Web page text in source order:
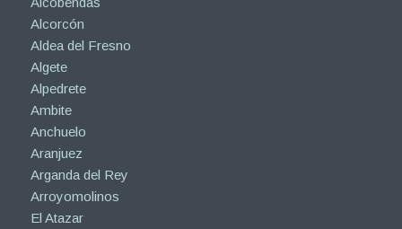
Alcorcón
Aldea del Fresno
Algete
Alpedrete
Ambite
Anchuelo
Aranjuez
Arganda del Rey
Arroyomolinos
El Atazar